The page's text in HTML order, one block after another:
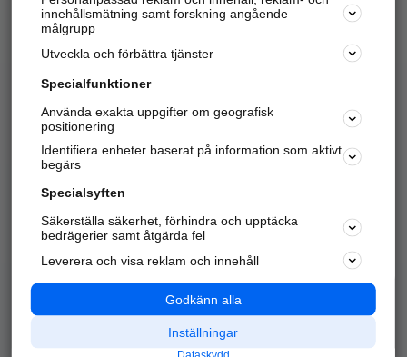
Hitta telefonnummer, adresser, företagsinfo mm.
Marknadsför företaget
Kom igång och annonsera mot
samarbetspartners nära dig.
Alla kategorier
Populära sökningar
API & Kartor
Annonsera
Integritet
Nödnummer
innehållsmätning samt forskning angående
målgrupp
Utveckla och förbättra tjänster
Specialfunktioner
Använda exakta uppgifter om geografisk
positionering
Identifiera enheter baserat på information som aktivt
begärs
Specialsyften
Säkerställa säkerhet, förhindra och upptäcka
bedrägerier samt åtgärda fel
Leverera och visa reklam och innehåll
Godkänn alla
Inställningar
Dataskydd